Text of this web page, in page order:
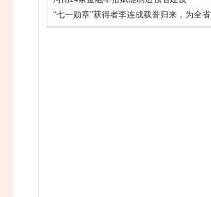
“七一勋章”获得者李连成载誉归来，为全省